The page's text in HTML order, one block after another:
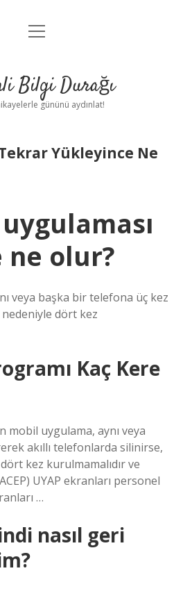
Anasayfa
Yasal Uyarı
menüyü
Bilgi Durağı
gününü aydınlat!
Yükleyince Ne
olur?
veya başka bir telefona üç kez
dört kez
Kaç Kere
mobil uygulama, aynı veya
akıllı telefonlarda silinirse,
kez kurulmamalıdır ve
UYAP ekranları personel
…
nasıl geri